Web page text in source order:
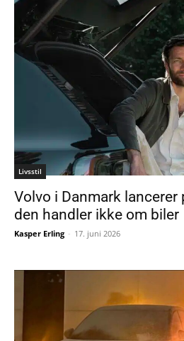
Livsstil
Volvo i Danmark
den handler ikke om biler
Kasper Erling - 17. juni 2026